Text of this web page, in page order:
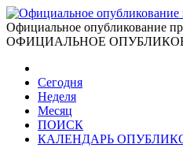
Официальное опубликование
ОФИЦИАЛЬНОЕ
Сегодня
Неделя
Месяц
ПОИСК
КАЛЕНДАРЬ